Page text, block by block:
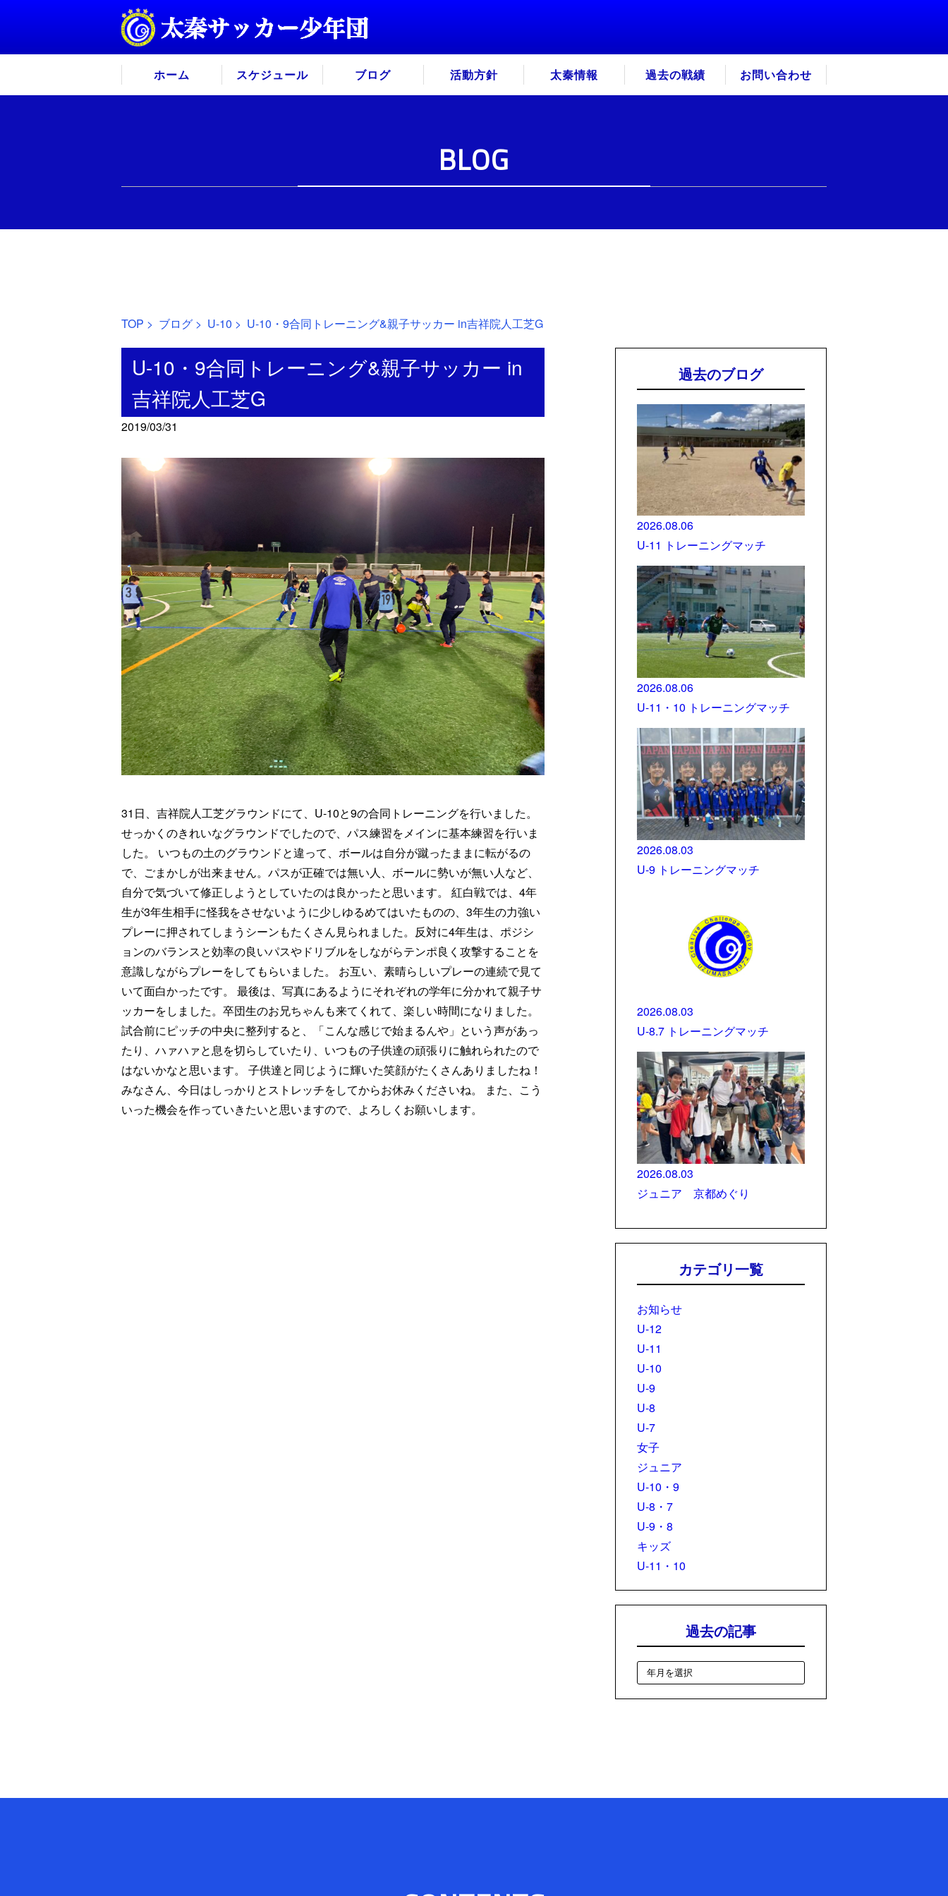
ホーム スケジュール ブログ 活動方針 太秦情報 過去の戦績 お問い合わせ
BLOG
TOP > ブログ > U-10 > U-10・9合同トレーニング&親子サッカー in吉祥院人工芝G
U-10・9合同トレーニング&親子サッカー in
吉祥院人工芝G
2019/03/31
31日、吉祥院人工芝グラウンドにて、U-10と9の合同トレーニングを行いました。
せっかくのきれいなグラウンドでしたので、パス練習をメインに基本練習を行いま
した。 いつもの土のグラウンドと違って、ボールは自分が蹴ったままに転がるの
で、ごまかしが出来ません。パスが正確では無い人、ボールに勢いが無い人など、
自分で気づいて修正しようとしていたのは良かったと思います。 紅白戦では、4年
生が3年生相手に怪我をさせないように少しゆるめてはいたものの、3年生の力強い
プレーに押されてしまうシーンもたくさん見られました。反対に4年生は、ポジシ
ョンのバランスと効率の良いパスやドリブルをしながらテンポ良く攻撃することを
意識しながらプレーをしてもらいました。 お互い、素晴らしいプレーの連続で見て
いて面白かったです。 最後は、写真にあるようにそれぞれの学年に分かれて親子サ
ッカーをしました。卒団生のお兄ちゃんも来てくれて、楽しい時間になりました。
試合前にピッチの中央に整列すると、「こんな感じで始まるんや」という声があっ
たり、ハァハァと息を切らしていたり、いつもの子供達の頑張りに触れられたので
はないかなと思います。 子供達と同じように輝いた笑顔がたくさんありましたね！
みなさん、今日はしっかりとストレッチをしてからお休みくださいね。 また、こう
いった機会を作っていきたいと思いますので、よろしくお願いします。
過去のブログ
2026.08.06
U-11 トレーニングマッチ
2026.08.06
U-11・10 トレーニングマッチ
2026.08.03
U-9 トレーニングマッチ
2026.08.03
U-8.7 トレーニングマッチ
2026.08.03
ジュニア 京都めぐり
カテゴリ一覧
お知らせ
U-12
U-11
U-10
U-9
U-8
U-7
女子
ジュニア
U-10・9
U-8・7
U-9・8
キッズ
U-11・10
過去の記事